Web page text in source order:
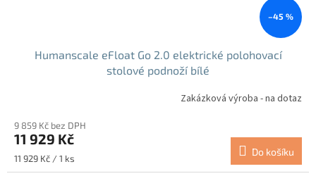
–45 %
Humanscale eFloat Go 2.0 elektrické polohovací
stolové podnoží bílé
Zakázková výroba - na dotaz
9 859 Kč bez DPH
11 929 Kč
Měrná
cena:
11 929 Kč / 1 ks
Do košíku